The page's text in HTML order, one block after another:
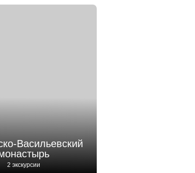
Васильевский
2 экскурсии